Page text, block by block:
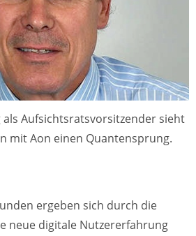
als Aufsichtsratsvorsitzender sieht
mit Aon einen Quantensprung.
ergeben sich durch die
neue digitale Nutzererfahrung